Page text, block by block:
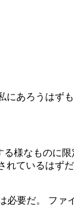
あろうはずも
様なものに
ているはず
要だ。 フ